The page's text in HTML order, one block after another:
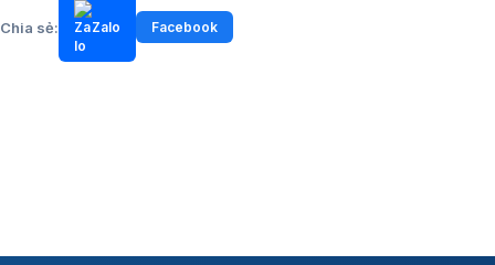
Chia sẻ: Zalo Facebook